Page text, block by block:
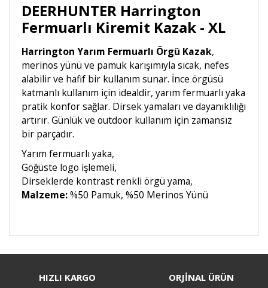
DEERHUNTER Harrington
Fermuarlı Kiremit Kazak - XL
Harrington Yarım Fermuarlı Örgü Kazak,
merinos yünü ve pamuk karışımıyla sıcak, nefes
alabilir ve hafif bir kullanım sunar. İnce örgüsü
katmanlı kullanım için idealdir, yarım fermuarlı yaka
pratik konfor sağlar. Dirsek yamaları ve dayanıklılığı
artırır. Günlük ve outdoor kullanım için zamansız
bir parçadır.
Yarım fermuarlı yaka,
Göğüste logo işlemeli,
Dirseklerde kontrast renkli örgü yama,
Malzeme:%50 Pamuk, %50 Merinos Yünü
HIZLI KARGO ORJİNAL ÜRÜN